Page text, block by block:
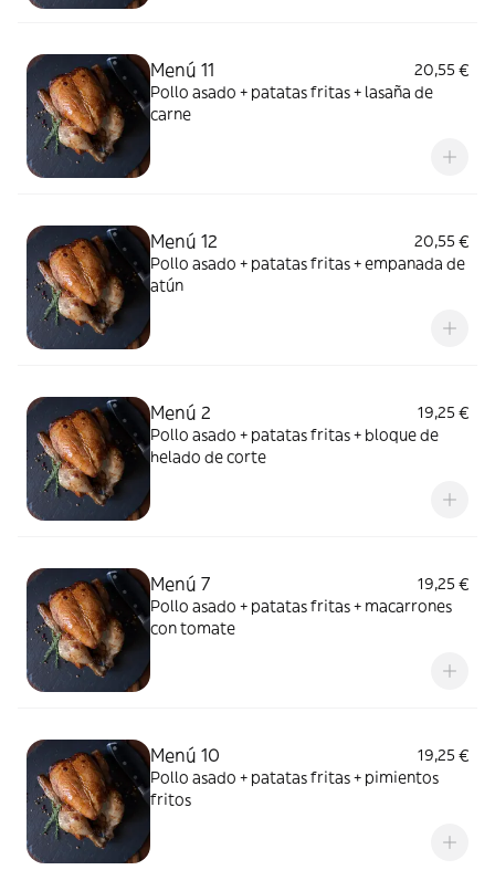
Menú 11
20,55 €
Pollo asado + patatas fritas + lasaña de
carne
Menú 12
20,55 €
Pollo asado + patatas fritas + empanada de
atún
Menú 2
19,25 €
Pollo asado + patatas fritas + bloque de
helado de corte
Menú 7
19,25 €
Pollo asado + patatas fritas + macarrones
con tomate
Menú 10
19,25 €
Pollo asado + patatas fritas + pimientos
fritos